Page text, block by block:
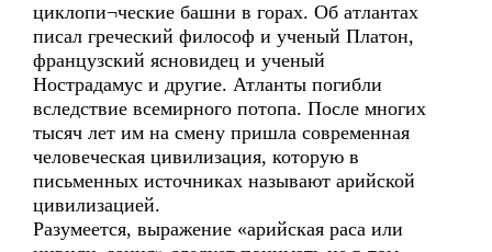
циклопи¬ческие башни в горах. Об атлантах
писал греческий философ и ученый Платон,
французский ясновидец и ученый
Нострадамус и другие. Атланты погибли
вследствие всемирного потопа. После многих
тысяч лет им на смену пришла современная
человеческая цивилизация, которую в
письменных источниках называют арийской
цивилизацией.
Разумеется, выражение «арийская раса или